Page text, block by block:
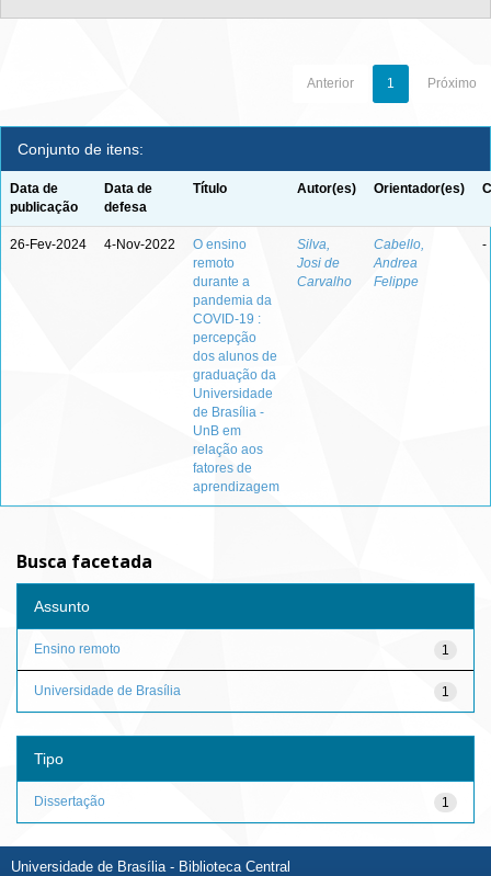
Anterior 1 Próximo
Conjunto de itens:
Data de
publicação
Data de
defesa
Título Autor(es) Orientador(es)
26-Fev-2024 4-Nov-2022
O ensino
remoto
durante a
pandemia da
COVID-19 :
percepção
dos alunos de
graduação da
Universidade
de Brasília -
UnB em
relação aos
fatores de
aprendizagem
Silva,
Josi de
Carvalho
Cabello,
Andrea
Felippe
-
Busca facetada
Assunto
1
Ensino remoto
1
Universidade de Brasília
Tipo
1
Dissertação
Universidade de Brasília - Biblioteca Central